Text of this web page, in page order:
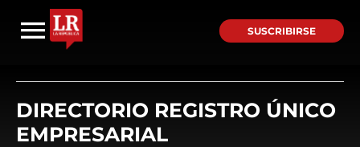
SUSCRIBIRSE
DIRECTORIO REGISTRO ÚNICO
EMPRESARIAL